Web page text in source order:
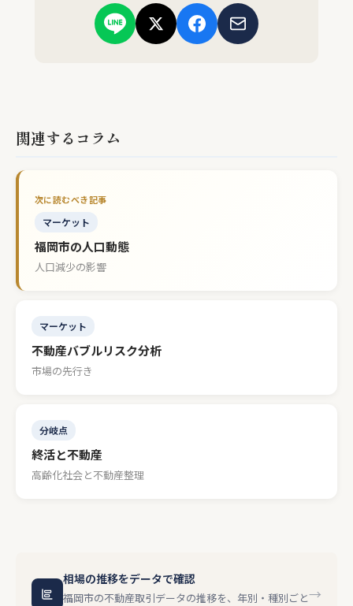
関連するコラム
マーケット
福岡市の人口動態
人口減少の影響
マーケット
不動産バブルリスク分析
市場の先行き
分岐点
終活と不動産
高齢化社会と不動産整理
相場の推移をデータで確認
福岡市の不動産取引データの推移を、年別・種別ごと→